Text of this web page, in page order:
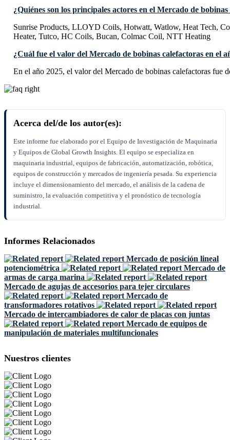
¿Quiénes son los principales actores en el Mercado de
Sunrise Products, LLOYD Coils, Hotwatt, Watlow, Heat Tech,
Heater, Tutco, HC Coils, Bucan, Colmac Coil, NTT Heating
¿Cuál fue el valor del Mercado de bobinas calefactoras en el
En el año 2025, el valor del Mercado de bobinas calefactoras fue
Acerca del/de los autor(es):
Este informe fue elaborado por el Equipo de Investigación de Maquinaria
y Equipos de Global Growth Insights. El equipo se especializa en
maquinaria industrial, equipos de fabricación, automatización, robótica,
equipos de construcción y mercados de ingeniería pesada. Su experiencia
incluye el dimensionamiento del mercado, el análisis de la cadena de
suministro, la evaluación competitiva y el pronóstico de tecnología
industrial.
Informes Relacionados
Mercado de posición lineal
potenciométrica
Mercado de
armas de carga marina
Mercado de agujas de accesorios para tejer circulares
Mercado de
transformadores rotativos
Mercado de intercambiadores de calor de placas con juntas
Mercado de equipos de
manipulación de materiales multifuncionales
Nuestros clientes